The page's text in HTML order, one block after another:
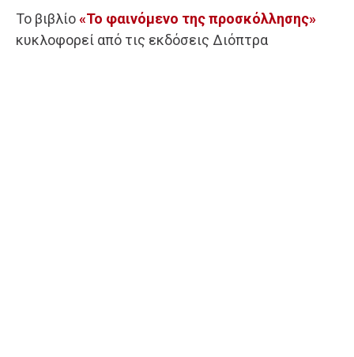
Το βιβλίο«Το φαινόμενο της προσκόλλησης»
κυκλοφορεί από τις εκδόσεις Διόπτρα